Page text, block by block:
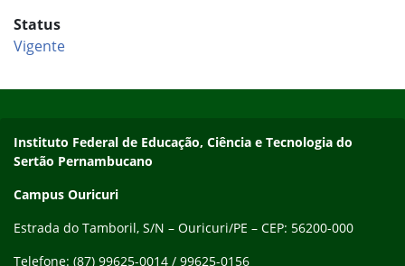
Status
Vigente
Endereço
Instituto Federal de Educação, Ciência e Tecnologia do
Sertão Pernambucano
Campus Ouricuri
Estrada do Tamboril, S/N – Ouricuri/PE – CEP: 56200-000
Telefone: (87) 99625-0014 / 99625-0156